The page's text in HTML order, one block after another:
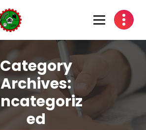
Category
Archives:
ed